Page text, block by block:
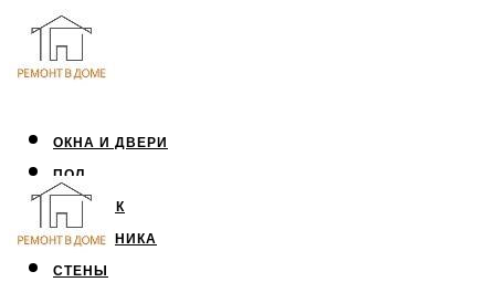
ОКНА И ДВЕРИ
ПОЛ
ПОТОЛОК
САНТЕХНИКА
СТЕНЫ